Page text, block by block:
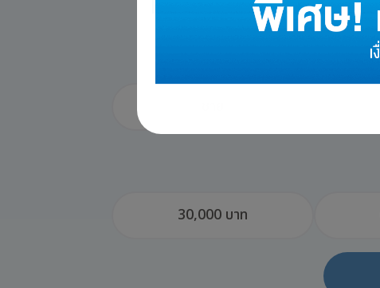
30,000 บาท